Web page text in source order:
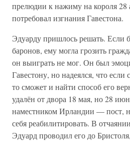
прелюдии к нажиму на короля 28
потребовал изгнания Гавестона.
Эдуарду пришлось решать. Если
баронов, ему могла грозить
он выиграть не мог. Он был
Гавестону, но надеялся, что если
то сможет и найти способ его
удалён от двора 18 мая, но 28
наместником Ирландии — пост,
себя реабилитировать. В
Эдуард проводил его до